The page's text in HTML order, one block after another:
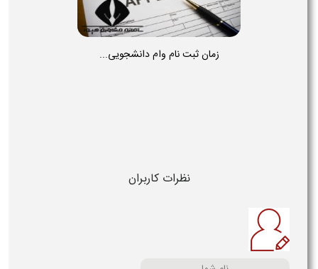
زمان ثبت نام وام دانشجویی...
نظرات کاربران